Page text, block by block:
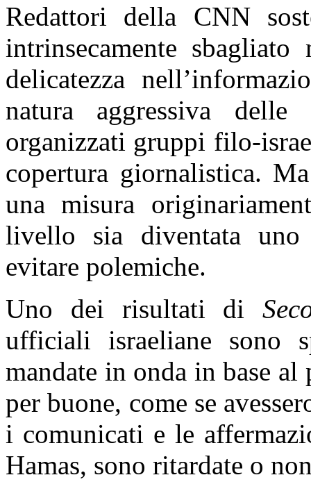
Redattori della CNN
intrinsecamente
delicatezza
natura aggressiva
organizzati gruppi filo-
copertura giornalistica.
una misura
livello sia diventata uno
evitare polemiche.
Uno dei risultati di
ufficiali israeliane sono
mandate in onda in base al
per buone, come se
i comunicati e le
Hamas, sono ritardate o